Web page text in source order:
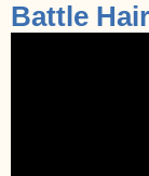
Battle